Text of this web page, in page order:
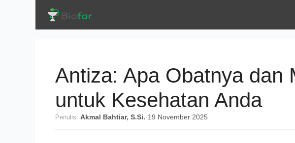
Antiza: Apa Obatnya dan
untuk Kesehatan Anda
Penulis: Akmal Bahtiar, S.Si. · 19 November 2025